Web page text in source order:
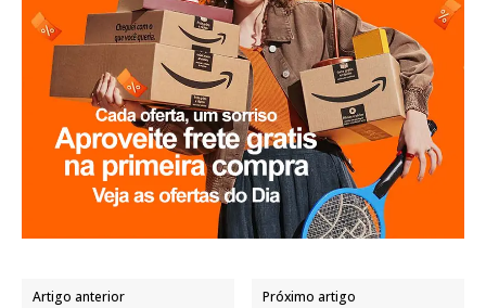
Artigo anterior Próximo artigo